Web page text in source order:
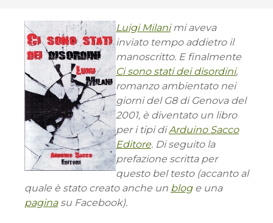
Luigi Milanimi aveva
inviato tempo addietro il
manoscritto. E finalmente
Ci sono stati dei disordini,
romanzo ambientato nei
giorni del G8 di Genova del
2001, è diventato un libro
per i tipi diArduino Sacco
Editore. Di seguito la
prefazione scritta per
questo bel testo (accanto al
quale è stato creato anche un bloge una
paginasu Facebook).